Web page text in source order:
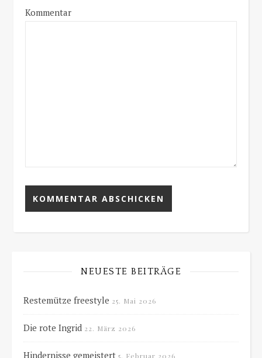
Kommentar
NEUESTE BEITRÄGE
Restemütze freestyle 25. Mai 2026
Die rote Ingrid 22. März 2026
Hindernisse gemeistert 5. Februar 2026